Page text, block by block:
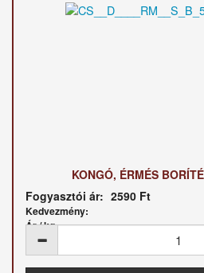
KONGÓ, ÉRMÉS
Fogyasztói ár: 2590 Ft
Kedvezmény:
Ár / kg: